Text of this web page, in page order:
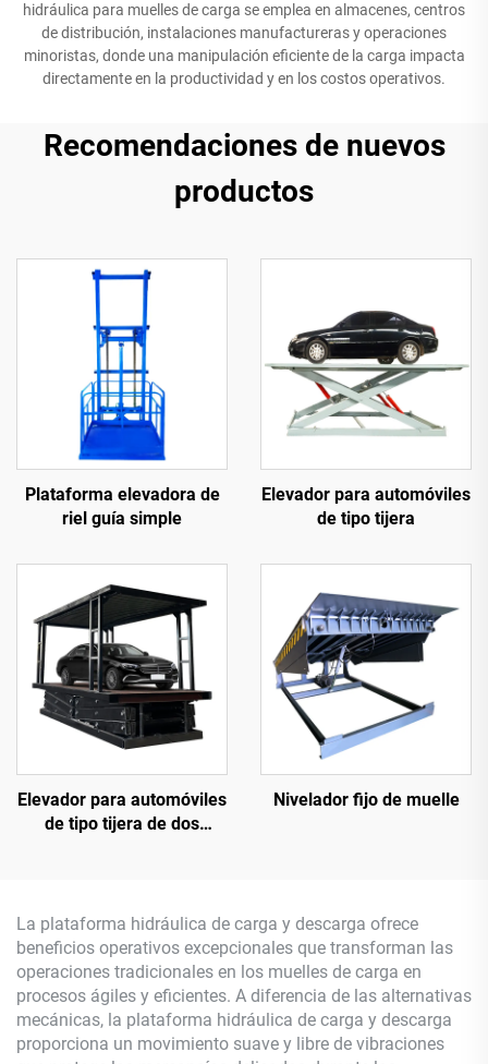
hidráulica para muelles de carga se emplea en almacenes, centros
de distribución, instalaciones manufactureras y operaciones
minoristas, donde una manipulación eficiente de la carga impacta
directamente en la productividad y en los costos operativos.
Recomendaciones de nuevos
productos
Plataforma elevadora de
riel guía simple
Elevador para automóviles
de tipo tijera
Elevador para automóviles
de tipo tijera de dos
Nivelador fijo de muelle
La plataforma hidráulica de carga y descarga ofrece
beneficios operativos excepcionales que transforman las
operaciones tradicionales en los muelles de carga en
procesos ágiles y eficientes. A diferencia de las alternativas
mecánicas, la plataforma hidráulica de carga y descarga
proporciona un movimiento suave y libre de vibraciones